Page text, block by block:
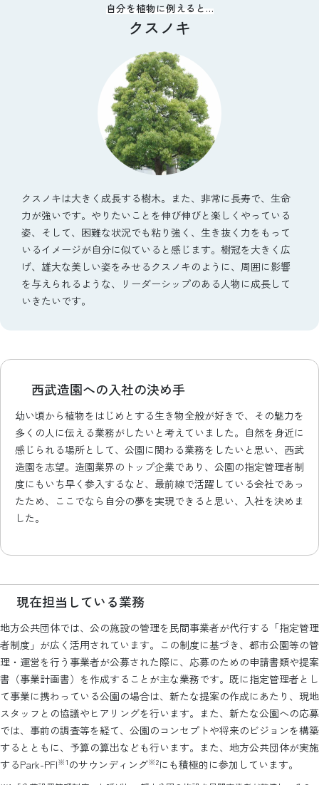
自分を植物に例えると…
クスノキ
クスノキは大きく成長する樹木。また、非常に長寿で、生命
力が強いです。やりたいことを伸び伸びと楽しくやっている
姿、そして、困難な状況でも粘り強く、生き抜く力をもって
いるイメージが自分に似ていると感じます。樹冠を大きく広
げ、雄大な美しい姿をみせるクスノキのように、周囲に影響
を与えられるような、リーダーシップのある人物に成長して
いきたいです。
西武造園への入社の決め手
幼い頃から植物をはじめとする生き物全般が好きで、その魅力を
多くの人に伝える業務がしたいと考えていました。自然を身近に
感じられる場所として、公園に関わる業務をしたいと思い、西武
造園を志望。造園業界のトップ企業であり、公園の指定管理者制
度にもいち早く参入するなど、最前線で活躍している会社であっ
たため、ここでなら自分の夢を実現できると思い、入社を決めま
した。
現在担当している業務
地方公共団体では、公の施設の管理を民間事業者が代行する「指定管理
者制度」が広く活用されています。この制度に基づき、都市公園等の管
理・運営を行う事業者が公募された際に、応募のための申請書類や提案
書（事業計画書）を作成することが主な業務です。既に指定管理者とし
て事業に携わっている公園の場合は、新たな提案の作成にあたり、現地
スタッフとの協議やヒアリングを行います。また、新たな公園への応募
では、事前の調査等を経て、公園のコンセプトや将来のビジョンを構築
するとともに、予算の算出なども行います。また、地方公共団体が実施
するPark-PFI※1 のサウンディング※2にも積極的に参加しています。